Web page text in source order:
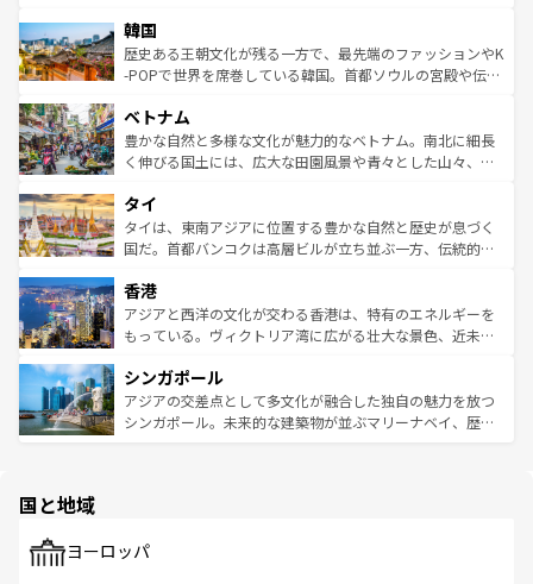
ワイを、存分に味わってほしい。 なお、新着のハワイ情報
はコンテンツ一覧を参照してほしい。
いる。アクティビティも充実しており、サーフィンやダイ
ビング、ハイキングなど、アウトドア好きにはたまらな
い。オーストラリアの多彩な魅力を存分に味わいつくそ
参照してほしい。
ン）、静ひつな山岳地帯である台湾東部など、都市の喧騒
と山間の静けさが共存しており、訪れる人に新しい発見と
驚きをもたらしてくれる。また、奥深い台湾の食文化も魅
容にもいいと評判のスイーツなど、バラエティ豊かな料理
が味わえる。 なお、新着の台湾情報は コンテンツ一覧を参
照してほしい。
韓国
歴史ある王朝文化が残る一方で、最先端のファッションやK
-POPで世界を席巻している韓国。首都ソウルの宮殿や伝統
き、地方に足を延ばせば四季折々の自然美を楽しむことが
できる。そして、キムチや焼肉、絶品のストリートフード
まで、さまざまな韓国料理が待っている。夜には、韓国な
リティに包まれながら、韓国の多彩な魅力を心ゆくまで味
わってみてほしい。 なお、新着の韓国情報はコンテンツ一
覧を参照してほしい。
ベトナム
豊かな自然と多様な文化が魅力的なベトナム。南北に細長
く伸びる国土には、広大な田園風景や青々とした山々、世
急速な発展と共に伝統が息づく。ハノイの古い町並みやホ
ーチミン市のフランス統治時代の建物も、独特の雰囲気を
醸し出している。また、バラエティの豊かさとおいしさで
とつ。フォーやバインミー、ベトナムコーヒーなどは、ぜ
ひ現地で味わいたい。どの地域を訪れてもあたたかい人々
が旅行者を迎えてくれるので、きっと忘れられない旅にな
参照してほしい。
タイ
タイは、東南アジアに位置する豊かな自然と歴史が息づく
国だ。首都バンコクは高層ビルが立ち並ぶ一方、伝統的な
の活気が交差している。北部ではチェンマイなどの山岳地
帯で自然と触れ合い、南部ではプーケットやクラビの美し
いビーチでリゾート気分を楽しむことができる。タイ料理
激する。気候は一年中温暖で、どの季節にも異なる楽しみ
が待っている。親しみやすいタイの人々、仏教を中心とし
た文化、そして多様な観光資源が、訪れる旅人を魅了し続
香港
アジアと西洋の文化が交わる香港は、特有のエネルギーを
もっている。ヴィクトリア湾に広がる壮大な景色、近未来
み、どこを訪れても感動するはず。観光スポットが密集し
ており、効率よく見どころを回れるのも魅力。息をのむよ
うな絶景から文化的な体験まで、香港を存分に楽しみ尽く
シンガポール
アジアの交差点として多文化が融合した独自の魅力を放つ
シンガポール。未来的な建築物が並ぶマリーナベイ、歴史
で、ホーカーズは地元の風情を楽しめる外せないスポット
国と地域
ヨーロッパ